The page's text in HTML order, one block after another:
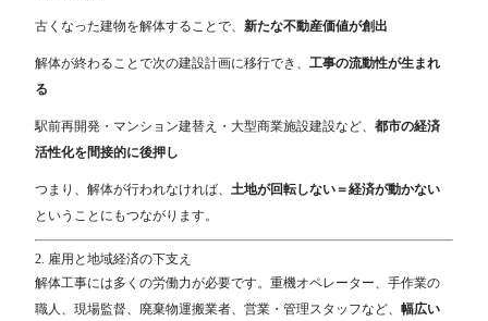
古くなった建物を解体することで、新たな不動産価値が創出
解体が終わることで次の建設計画に移行でき、工事の流動性が生まれ
る
駅前再開発・マンション建替え・大型商業施設建設など、都市の経済
活性化を間接的に後押し
つまり、解体が行われなければ、土地が回転しない＝経済が動かない
ということにもつながります。
2. 雇用と地域経済の下支え
解体工事には多くの労働力が必要です。重機オペレーター、手作業の
職人、現場監督、廃棄物運搬業者、営業・管理スタッフなど、幅広い